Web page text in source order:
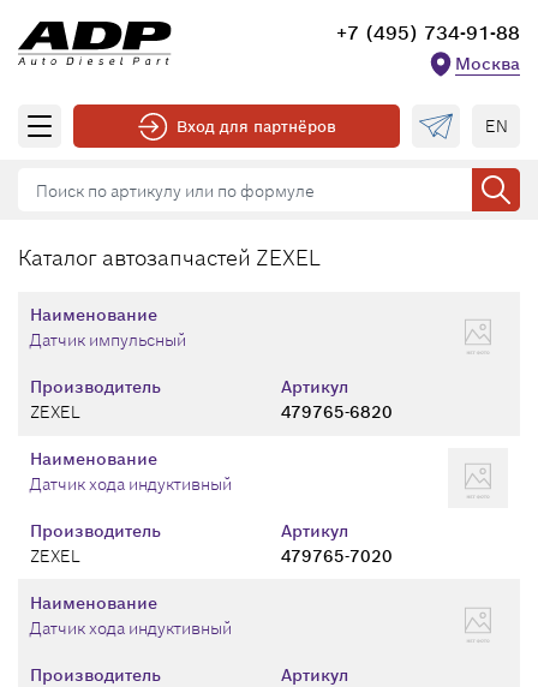
+7 (495) 734-91-88
Москва
Вход для партнёров EN
Каталог автозапчастей ZEXEL
Производитель
ZEXEL
Артикул
479765-6820
Наименование
Датчик импульсный
Производитель
ZEXEL
Артикул
479765-7020
Наименование
Датчик хода индуктивный
Производитель
Артикул
Наименование
Датчик хода индуктивный